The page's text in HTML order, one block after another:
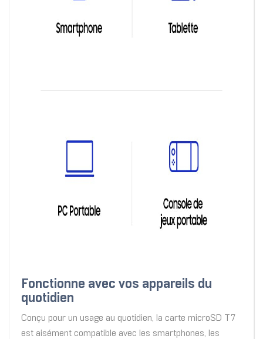
Fonctionne avec vos appareils du
quotidien
Conçu pour un usage au quotidien, la carte microSD T7
est aisément compatible avec les smartphones, les